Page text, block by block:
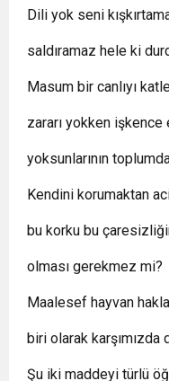
Dili yok seni
saldıramaz hele ki
Masum bir canlıyı
zararı yokken işkence
yoksunlarının
Kendini korumaktan
bu korku bu
olması gerekmez mi?
Maalesef hayvan
biri olarak karşımızda
Şu iki maddeyi türlü